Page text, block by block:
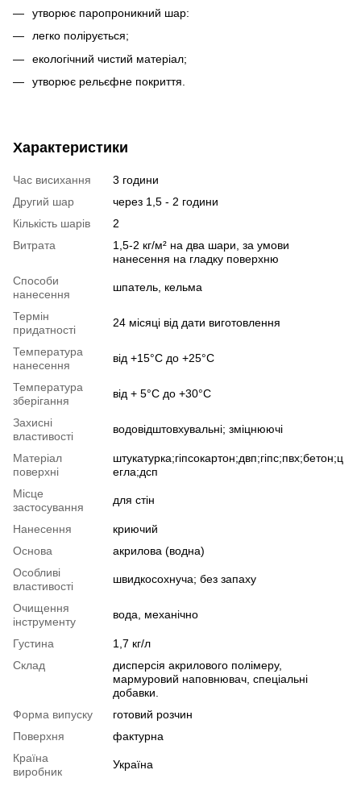
утворює паропроникний шар:
легко полірується;
екологічний чистий матеріал;
утворює рельєфне покриття.
Характеристики
Час висихання
3 години
Другий шар
через 1,5 - 2 години
Кількість шарів
2
Витрата
1,5-2 кг/м² на два шари, за умови
нанесення на гладку поверхню
Способи
нанесення
шпатель, кельма
Термін
придатності
24 місяці від дати виготовлення
Температура
нанесення
від +15°С до +25°С
Температура
зберігання
від + 5°С до +30°С
Захисні
властивості
водовідштовхувальні; зміцнюючі
Матеріал
поверхні
штукатурка;гіпсокартон;двп;гіпс;пвх;бетон;ц
егла;дсп
Місце
застосування
для стін
Нанесення
криючий
Основа
акрилова (водна)
Особливі
властивості
швидкосохнуча; без запаху
Очищення
інструменту
вода, механічно
Густина
1,7 кг/л
Склад
дисперсія акрилового полімеру,
мармуровий наповнювач, спеціальні
добавки.
Форма випуску
готовий розчин
Поверхня
фактурна
Країна
виробник
Україна